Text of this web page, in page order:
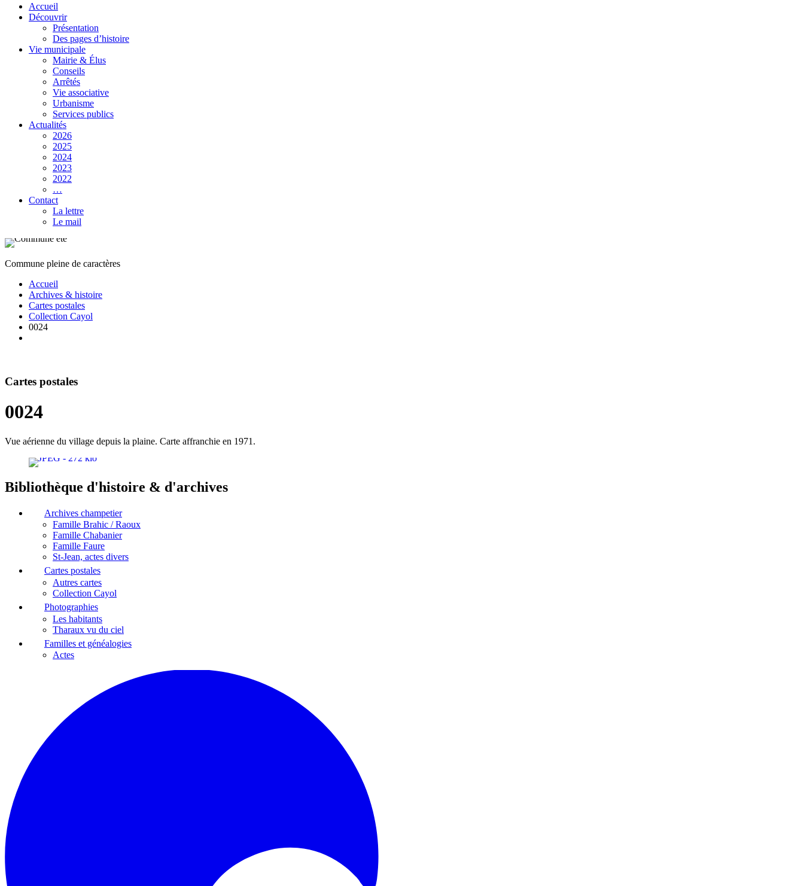
Accueil
Découvrir
Présentation
Des pages d’histoire
Vie municipale
Mairie & Élus
Conseils
Arrêtés
Vie associative
Urbanisme
Services publics
Actualités
2026
2025
2024
2023
2022
…
Contact
La lettre
Le mail
Commune pleine de caractères
Accueil
Archives & histoire
Cartes postales
Collection Cayol
0024
Cartes postales
0024
Vue aérienne du village depuis la plaine. Carte affranchie en 1971.
Bibliothèque d'histoire & d'archives
Archives champetier
Famille Brahic / Raoux
Famille Chabanier
Famille Faure
St-Jean, actes divers
Cartes postales
Autres cartes
Collection Cayol
Photographies
Les habitants
Tharaux vu du ciel
Familles et généalogies
Actes